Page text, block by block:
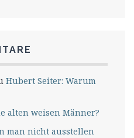
Hubert Seiter: Warum
alten weisen Männer?
man nicht ausstellen